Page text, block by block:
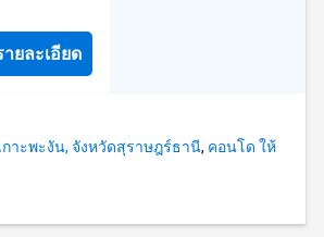
อีก
าง
งการ-
ระว่ายน้ำ
ง 100%-
ามทาง
บินจะทะลุ
ย Replay
นนี้กับ
รงการ
ดมิเนียม
ม 408 ยูนิต
าร ที่นี่ยัง
นไว้ให้
ป็น สระว่าย
งการยังตั้ง
กาะสมุย
หารชั้นนำ,
ายละเอียด
กาะพะงัน, จังหวัดสุราษฎร์ธานี, คอนโด ให้